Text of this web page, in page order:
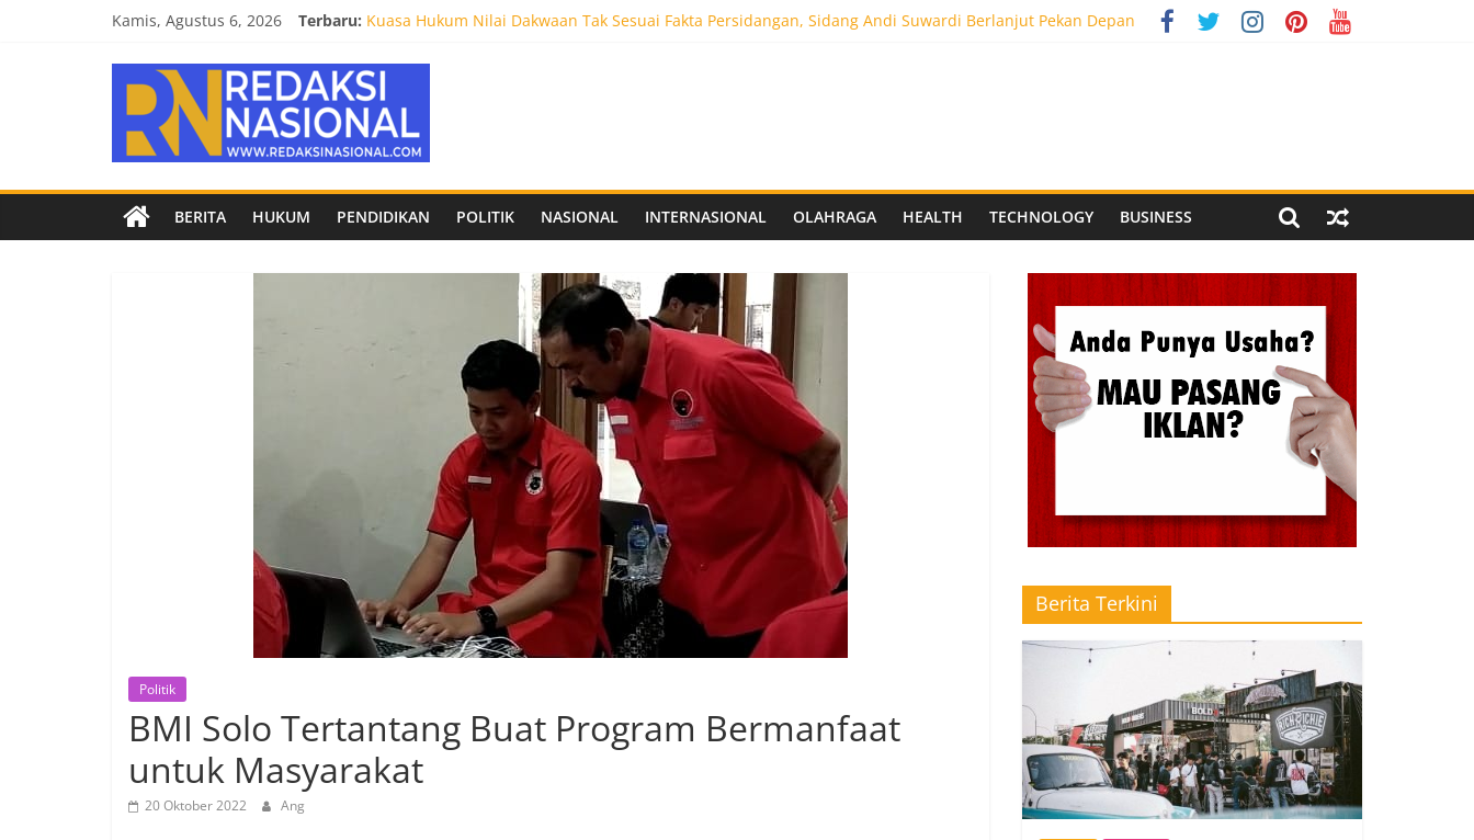
Kamis, Agustus 6, 2026 Terbaru: Kuasa Hukum Nilai Dakwaan Tak Sesuai Fakta Persidangan, Sidang Andi Suwardi Berlanjut Pekan Depan
Kendal Tornado FC Siapkan Stadion Berkapasitas 10 Ribu Penonton, Dekat Exit Tol Pegandon
Empat Tim Fakultas Vokasi UNAIR Mulai Perjuangan di Final OLIVIA XI 2026
Biro Hukum Setdaprov Jatim Matangkan Keamanan Website dan Siapkan Sistem Social Media Tracking
Redaksi
Nasional
Berita
terpercayaBERITA HUKUM PENDIDIKAN POLITIK NASIONAL INTERNASIONAL OLAHRAGA HEALTH TECHNOLOGY BUSINESS
Politik
BMI Solo Tertantang Buat Program Bermanfaat
untuk Masyarakat
20 Oktober 2022 Ang
Berita Terkini